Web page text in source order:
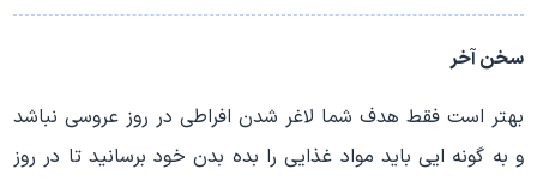
سخن آخر
بهتر است فقط هدف شما لاغر شدن افراطی در روز عروسی نباشد
و به گونه ایی باید مواد غذایی را بده بدن خود برسانید تا در روز